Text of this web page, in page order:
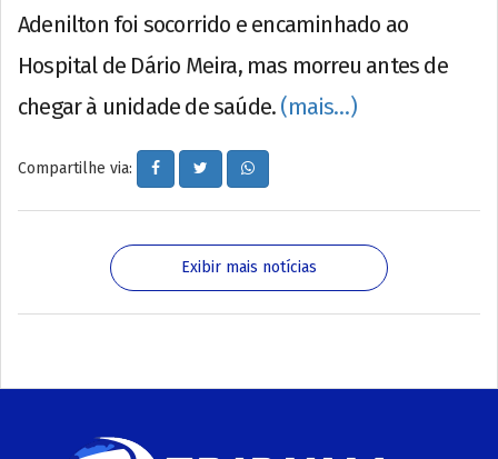
Adenilton foi socorrido e encaminhado ao
Hospital de Dário Meira, mas morreu antes de
chegar à unidade de saúde. (mais…)
Compartilhe via:
Exibir mais notícias